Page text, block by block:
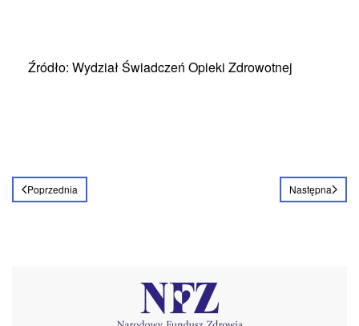
Źródło: Wydział Świadczeń Opieki Zdrowotnej
Poprzednia Następna